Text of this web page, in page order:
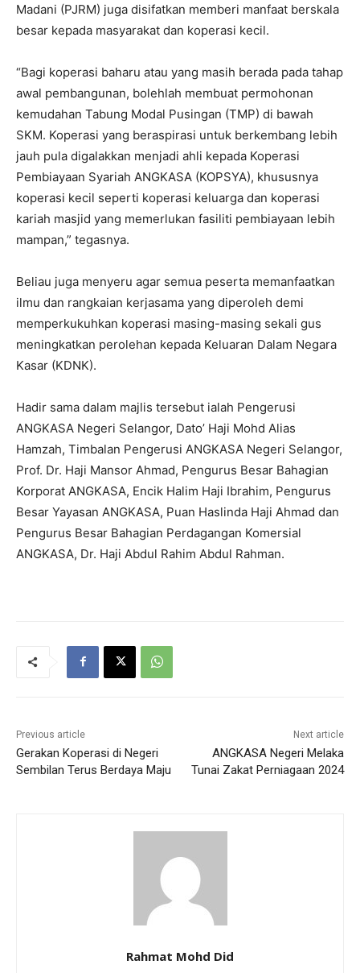
Madani (PJRM) juga disifatkan memberi manfaat berskala
besar kepada masyarakat dan koperasi kecil.
“Bagi koperasi baharu atau yang masih berada pada tahap
awal pembangunan, bolehlah membuat permohonan
kemudahan Tabung Modal Pusingan (TMP) di bawah
SKM. Koperasi yang beraspirasi untuk berkembang lebih
jauh pula digalakkan menjadi ahli kepada Koperasi
Pembiayaan Syariah ANGKASA (KOPSYA), khususnya
koperasi kecil seperti koperasi keluarga dan koperasi
kariah masjid yang memerlukan fasiliti pembiayaan lebih
mampan,” tegasnya.
Beliau juga menyeru agar semua peserta memanfaatkan
ilmu dan rangkaian kerjasama yang diperoleh demi
memperkukuhkan koperasi masing-masing sekali gus
meningkatkan perolehan kepada Keluaran Dalam Negara
Kasar (KDNK).
Hadir sama dalam majlis tersebut ialah Pengerusi
ANGKASA Negeri Selangor, Dato’ Haji Mohd Alias
Hamzah, Timbalan Pengerusi ANGKASA Negeri Selangor,
Prof. Dr. Haji Mansor Ahmad, Pengurus Besar Bahagian
Korporat ANGKASA, Encik Halim Haji Ibrahim, Pengurus
Besar Yayasan ANGKASA, Puan Haslinda Haji Ahmad dan
Pengurus Besar Bahagian Perdagangan Komersial
ANGKASA, Dr. Haji Abdul Rahim Abdul Rahman.
Previous article
Gerakan Koperasi di Negeri
Sembilan Terus Berdaya Maju
Next article
ANGKASA Negeri Melaka
Tunai Zakat Perniagaan 2024
Rahmat Mohd Did